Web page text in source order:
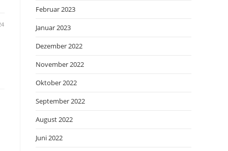
Februar 2023
Januar 2023
Dezember 2022
November 2022
Oktober 2022
September 2022
August 2022
Juni 2022